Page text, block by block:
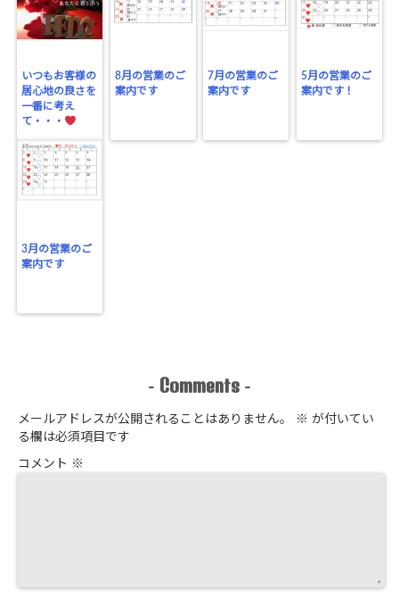
いつもお客様の
居心地の良さを
一番に考え
て・・・
8月の営業のご
案内です
7月の営業のご
案内です
5月の営業のご
案内です！
3月の営業のご
案内です
- Comments -
メールアドレスが公開されることはありません。 ※ が付いてい
る欄は必須項目です
コメント ※